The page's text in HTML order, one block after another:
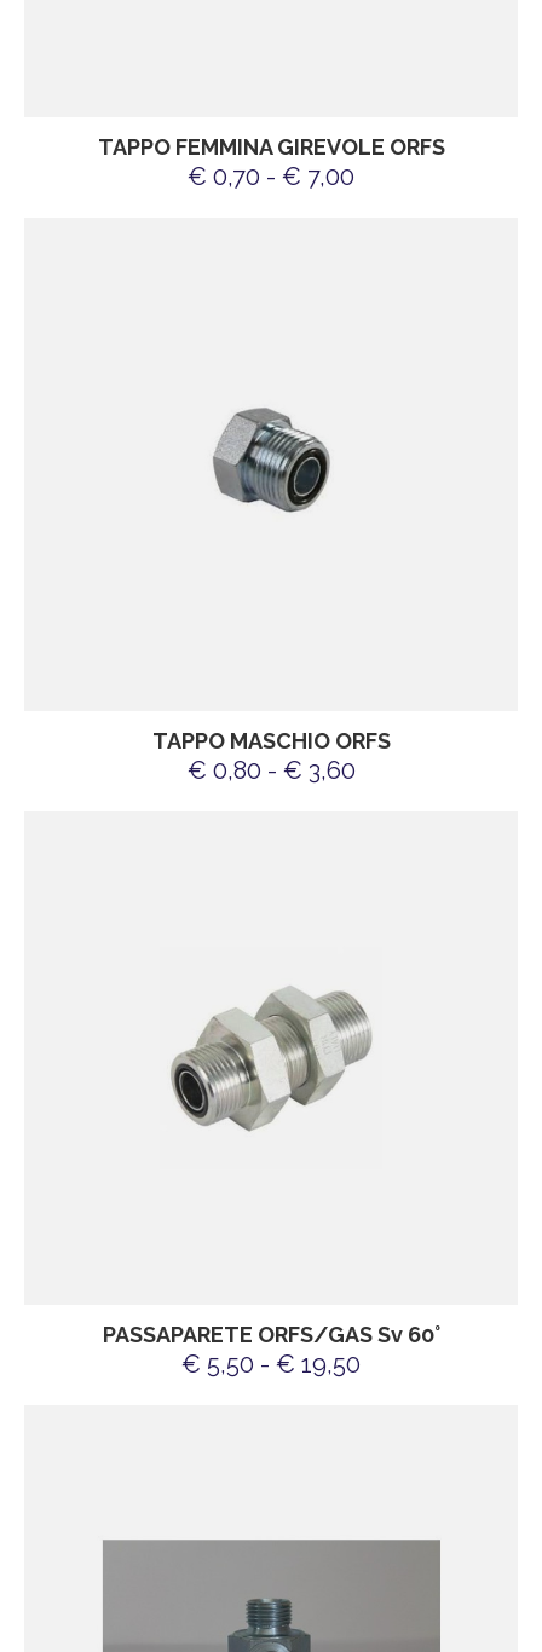
TAPPO FEMMINA GIREVOLE ORFS
€ 0,70 - € 7,00
TAPPO MASCHIO ORFS
€ 0,80 - € 3,60
PASSAPARETE ORFS/GAS Sv 60°
€ 5,50 - € 19,50